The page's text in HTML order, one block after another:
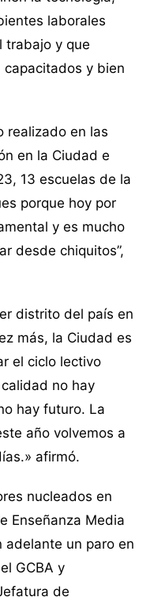
laborales
trabajo y que
y bien
realizado en las
en la Ciudad e
13 escuelas de la
porque hoy por
y es mucho
desde chiquitos”,
distrito del país en
más, la Ciudad es
el ciclo lectivo
no hay
hay futuro. La
año volvemos a
afirmó.
nucleados en
Enseñanza Media
adelante un paro en
GCBA y
de